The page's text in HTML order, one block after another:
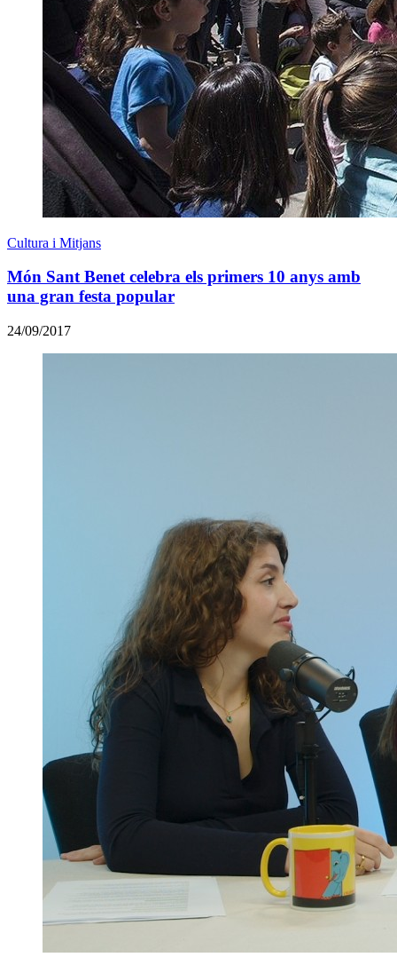
Cultura i Mitjans
Món Sant Benet celebra els primers 10 anys amb
una gran festa popular
24/09/2017